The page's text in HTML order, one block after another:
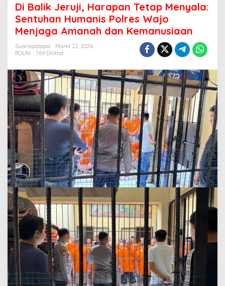
Jeruji,
Harapan
Tetap
Sentuhan
Polres
Wajo
Menjaga
Amanah
dan
Kemanusiaan
Di Balik Jeruji, Harapan Tetap Menyala:
Sentuhan Humanis Polres Wajo
Menjaga Amanah dan Kemanusiaan
Suarapalapa
Maret 22, 2026
POLRI
769 Dilihat